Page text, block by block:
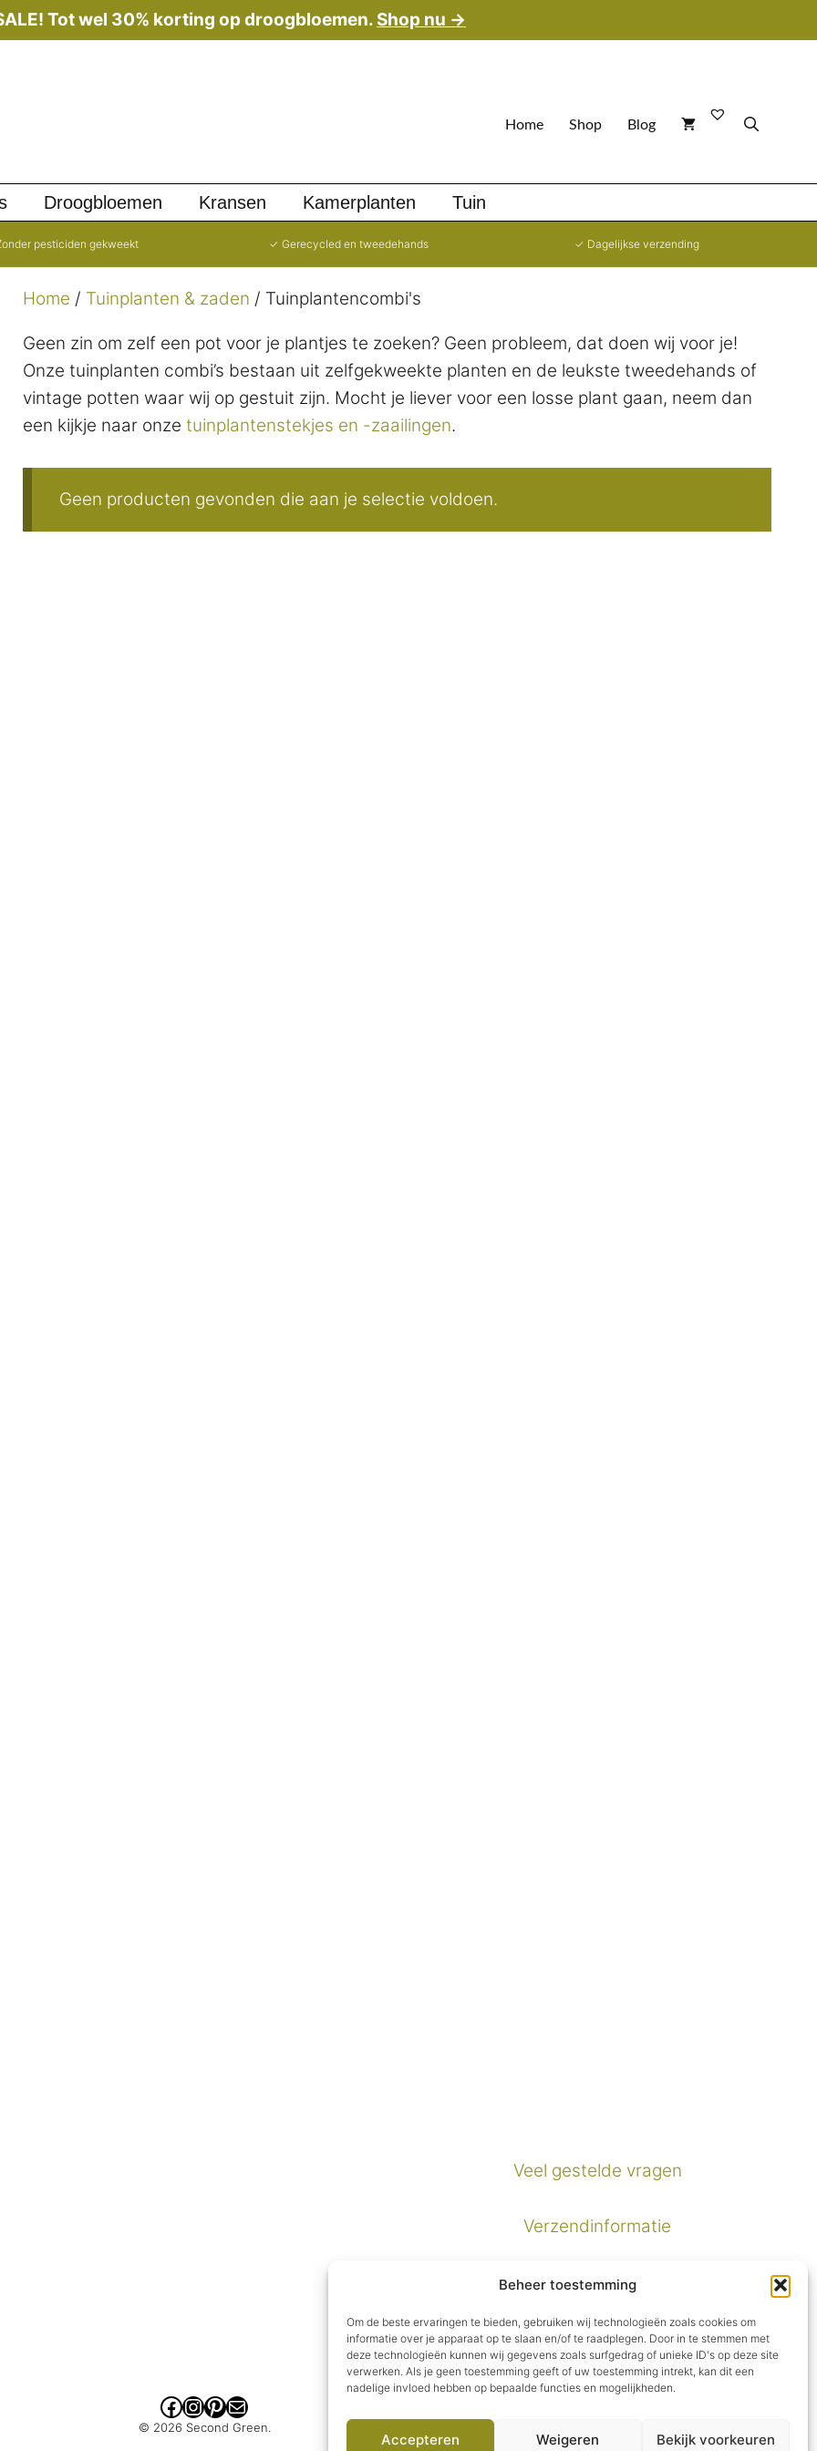
Beheer toestemming
Om de beste ervaringen te bieden, gebruiken wij technologieën zoals cookies om
informatie over je apparaat op te slaan en/of te raadplegen. Door in te stemmen met
deze technologieën kunnen wij gegevens zoals surfgedrag of unieke ID's op deze site
verwerken. Als je geen toestemming geeft of uw toestemming intrekt, kan dit een
nadelige invloed hebben op bepaalde functies en mogelijkheden.
Accepteren Weigeren Bekijk voorkeuren
Tot wel 30% korting op droogbloemen. Shop nu →
Home Shop Blog
Droogbloemen Kransen Kamerplanten Tuin
pesticiden gekweekt ✓ Gerecycled en tweedehands ✓ Dagelijkse verzending
Home / Tuinplanten & zaden / Tuinplantencombi's
Geen zin om zelf een pot voor je plantjes te zoeken? Geen probleem, dat doen wij voor je!
Onze tuinplanten combi’s bestaan uit zelfgekweekte planten en de leukste tweedehands of
vintage potten waar wij op gestuit zijn. Mocht je liever voor een losse plant gaan, neem dan
een kijkje naar onzetuinplantenstekjes en -zaailingen.
Geen producten gevonden die aan je selectie voldoen.
Veel gestelde vragen
Verzendinformatie
Privacybeleid
Algemene voorwaarden
Facebook
Instagram
Pinterest
E-mail
© 2026 Second Green.